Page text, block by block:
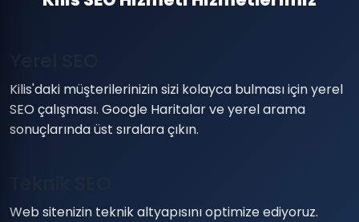
Kilis'daki müşterilerinizin sizi kolayca bulması için yerel
SEO çalışması. Google Haritalar ve yerel arama
sonuçlarında üst sıralara çıkın.
Web sitenizin teknik altyapısını optimize ediyoruz.